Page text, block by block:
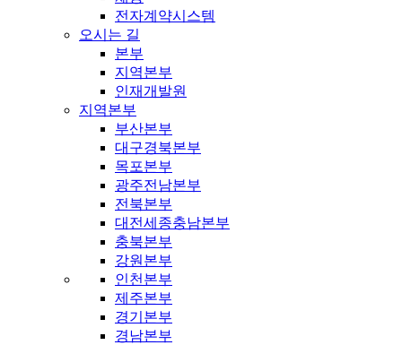
전자계약시스템
오시는 길
본부
지역본부
인재개발원
지역본부
부산본부
대구경북본부
목포본부
광주전남본부
전북본부
대전세종충남본부
충북본부
강원본부
인천본부
제주본부
경기본부
경남본부